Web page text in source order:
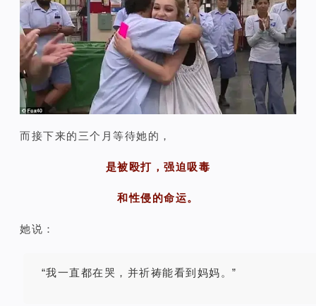
而接下来的三个月等待她的，
是被殴打，强迫吸毒
和性侵的命运。
她说：
“我一直都在哭，并祈祷能看到妈妈。”